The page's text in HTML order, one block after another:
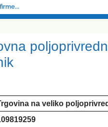
na veliko